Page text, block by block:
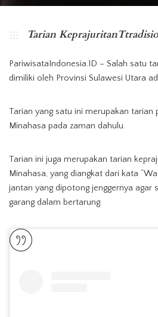
Tarian
PariwisataIndonesia.ID – Salah satu
dimiliki oleh Provinsi Sulawesi Utara
Tarian yang satu ini merupakan tarian
Minahasa pada zaman dahulu.
Tarian ini juga merupakan tarian
Minahasa, yang diangkat dari kata
jantan yang dipotong jenggernya agar
garang dalam bertarung.